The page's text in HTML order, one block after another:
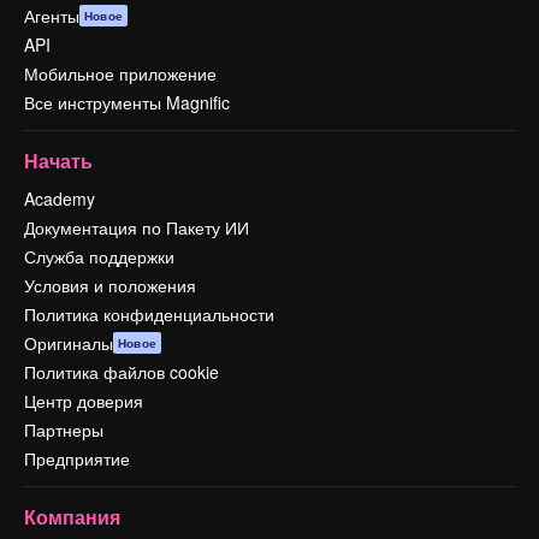
Агенты Новое
API
Мобильное приложение
Все инструменты Magnific
Начать
Academy
Документация по Пакету ИИ
Служба поддержки
Условия и положения
Политика конфиденциальности
Оригиналы Новое
Политика файлов cookie
Центр доверия
Партнеры
Предприятие
Компания